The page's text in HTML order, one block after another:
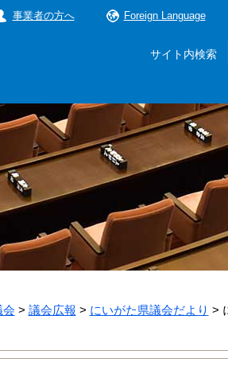
事業者の方へ Foreign Language
サイト内検索
会 > 議会広報 > にいがた県議会だより >